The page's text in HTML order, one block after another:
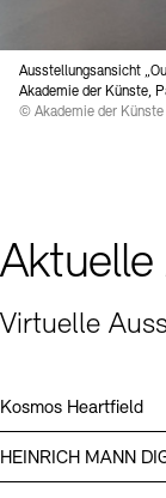
Nachhaltigkeit
Ausstellungsansicht
Akademie der Künste,
© Akademie der
Aktuelle
Virtuelle
Kosmos Heartfield
HEINRICH MANN